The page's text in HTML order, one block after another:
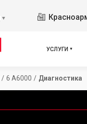
▼
УСЛУГИ
/ 6 A6000 / Диагностика